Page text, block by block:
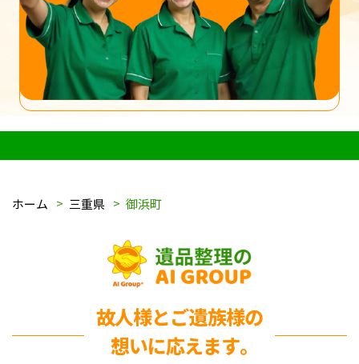
ホーム 三重県 御浜町
故人様とご遺族様の
想いに応えます｡